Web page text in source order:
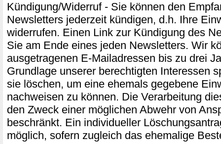
Kündigung/Widerruf - Sie können den
Newsletters jederzeit kündigen, d.h. Ihre
widerrufen. Einen Link zur Kündigung des
Sie am Ende eines jeden Newsletters. Wir
ausgetragenen E-Mailadressen bis zu drei
Grundlage unserer berechtigten Interessen
sie löschen, um eine ehemals gegebene
nachweisen zu können. Die Verarbeitung
den Zweck einer möglichen Abwehr von
beschränkt. Ein individueller
möglich, sofern zugleich das ehemalige